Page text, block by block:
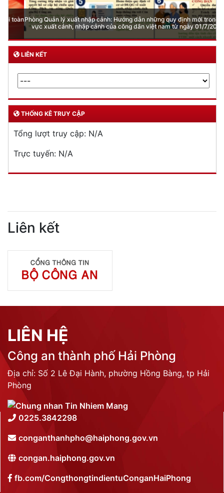
Phòng Quản lý xuất nhập cảnh: Hướng dẫn những quy định mới trong lĩnh
vực xuất cảnh, nhập cảnh của công dân việt nam từ ngày 01/7/2026
LIÊN KẾT
THỐNG KÊ TRUY CẬP
Tổng lượt truy cập: N/A
Trực tuyến: N/A
Liên kết
LIÊN HỆ
Công an thành phố Hải Phòng
Địa chỉ: Số 2 Lê Đại Hành, phường Hồng Bàng, tp Hải
Phòng
0225.3842298
conganthanhpho@haiphong.gov.vn
congan.haiphong.gov.vn
fb.com/CongthongtindientuConganHaiPhong